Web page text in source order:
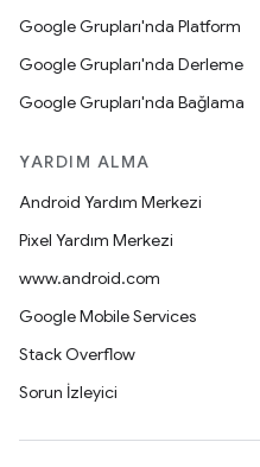
Google Grupları'nda Platform
Google Grupları'nda Derleme
Google Grupları'nda Bağlama
YARDIM ALMA
Android Yardım Merkezi
Pixel Yardım Merkezi
www.android.com
Google Mobile Services
Stack Overflow
Sorun İzleyici